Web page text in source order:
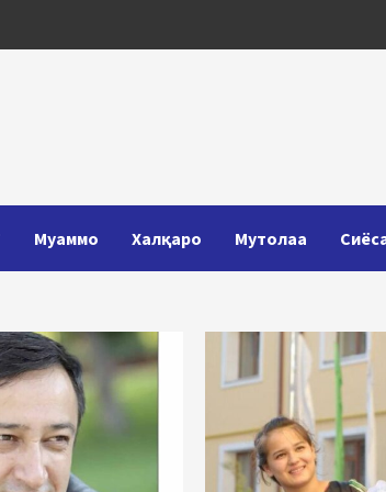
Муаммо Халқаро Мутолаа